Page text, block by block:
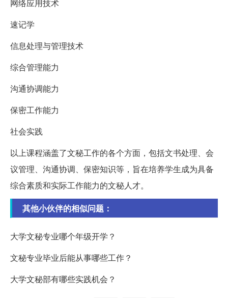
网络应用技术
速记学
信息处理与管理技术
综合管理能力
沟通协调能力
保密工作能力
社会实践
以上课程涵盖了文秘工作的各个方面，包括文书处理、会
议管理、沟通协调、保密知识等，旨在培养学生成为具备
综合素质和实际工作能力的文秘人才。
其他小伙伴的相似问题：
大学文秘专业哪个年级开学？
文秘专业毕业后能从事哪些工作？
大学文秘部有哪些实践机会？